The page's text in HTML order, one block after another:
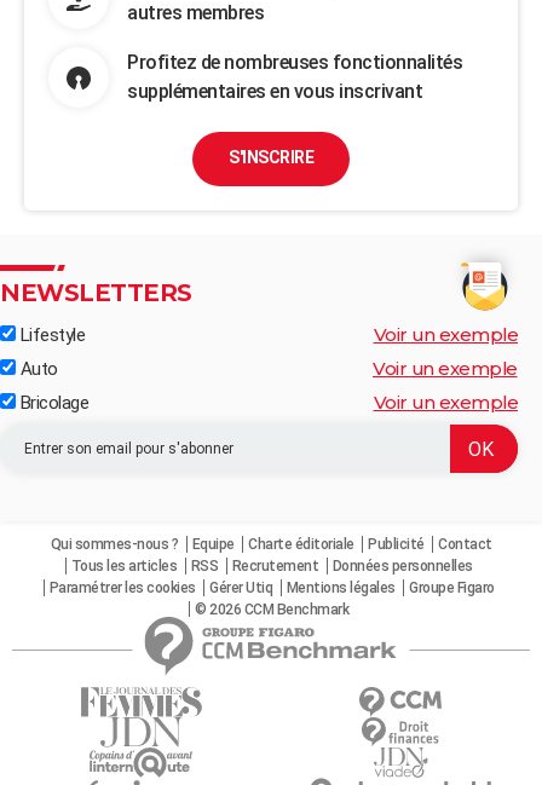
autres membres
Profitez de nombreuses fonctionnalités
supplémentaires en vous inscrivant
S'INSCRIRE
NEWSLETTERS
Lifestyle Voir un exemple
Auto Voir un exemple
Bricolage Voir un exemple
Qui sommes-nous ? Equipe Charte éditoriale Publicité
Contact
Tous les articles
RSS Recrutement
Données personnelles
Paramétrer les cookies
Gérer Utiq Mentions légales
Groupe Figaro
© 2026 CCM Benchmark